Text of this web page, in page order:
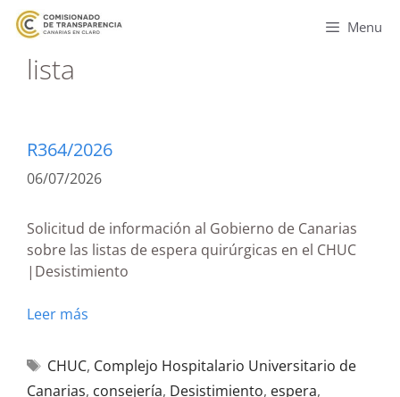
Menu
lista
R364/2026
06/07/2026
Solicitud de información al Gobierno de Canarias
sobre las listas de espera quirúrgicas en el CHUC
|Desistimiento
Leer más
CHUC, Complejo Hospitalario Universitario de
Canarias, consejería, Desistimiento, espera,